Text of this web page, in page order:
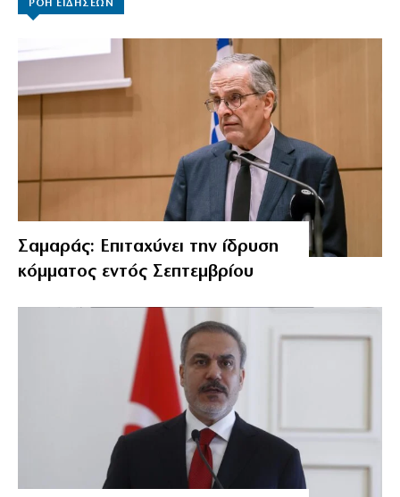
ΡΟΗ ΕΙΔΗΣΕΩΝ
Σαμαράς: Επιταχύνει την ίδρυση
κόμματος εντός Σεπτεμβρίου